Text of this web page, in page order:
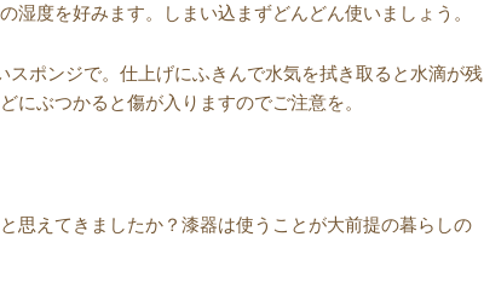
湿度を好みます。しまい込まずどんどん使いましょう。
スポンジで。仕上げにふきんで水気を拭き取ると水滴が残
にぶつかると傷が入りますのでご注意を。
思えてきましたか？漆器は使うことが大前提の暮らしの